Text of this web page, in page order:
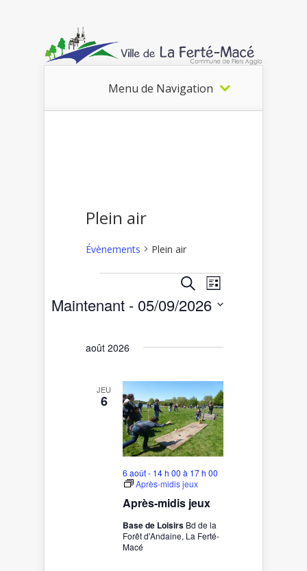
Menu de Navigation
Plein air
Évènements Plein air
Recherche
et
navigation
vues
RechercheNavigation
de
vues
Liste
Maintenant - 05/09/2026
août 2026
JEU
6
Après-midis jeux
6 août - 14 h 00 à 17 h 00
Après-midis jeux
Base de Loisirs Bd de la
Forêt d'Andaine, La Ferté-
Macé